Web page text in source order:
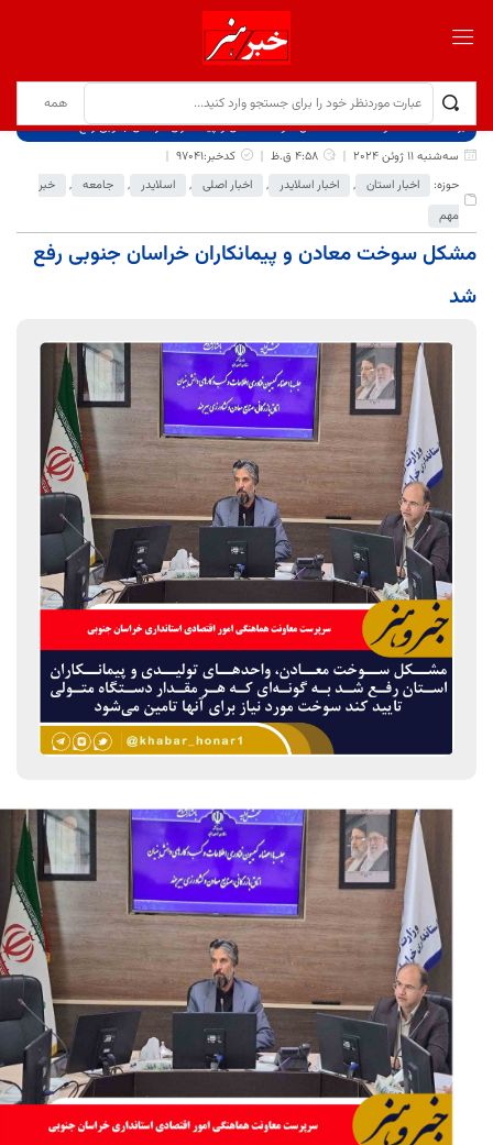
برگ نخست نوشته‌ها
مشکل سوخت معادن و پیمانکاران خراسان جنوبی رفع شد
سه‌شنبه 11 ژوئن 2024
4:58 ق.ظ
کدخبر:97041
حوزه:
اخبار استان , اخبار اسلایدر , اخبار اصلی , اسلایدر , جامعه ,
خبر
مهم
مشکل سوخت معادن و پیمانکاران خراسان جنوبی رفع
شد